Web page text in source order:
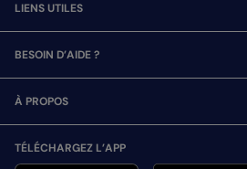
LIENS UTILES
BESOIN D’AIDE ?
À PROPOS
TÉLÉCHARGEZ L’APP